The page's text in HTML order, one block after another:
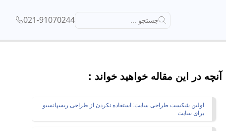
جستجو ... 021-91070244
آنچه در این مقاله خواهید خواند :
اولین شکست طراحی سایت: استفاده نکردن از طراحی ریسپانسیو
برای سایت